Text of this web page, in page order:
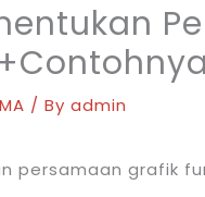
/ Byadmin
persamaan grafik